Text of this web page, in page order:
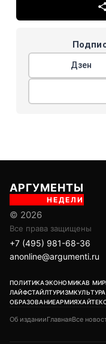
Дзен
АРГУМЕНТЫ
НЕДЕЛИ
© 2026
Все права защищены
+7 (495) 981-68-36
anonline@argumenti.ru
ПОЛИТИКАЭКОНОМИКАВ
ЛАЙФСТАЙЛТУРИЗМКУЛЬТУРА
ОБРАЗОВАНИЕАРМИЯХАЙТЕК
Об изданииГлавнаяВсе